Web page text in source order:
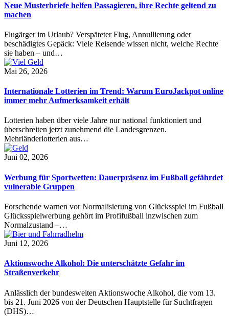
Neue Musterbriefe helfen Passagieren, ihre Rechte geltend zu
machen
Flugärger im Urlaub? Verspäteter Flug, Annullierung oder
beschädigtes Gepäck: Viele Reisende wissen nicht, welche Rechte
sie haben – und…
Mai 26, 2026
Internationale Lotterien im Trend: Warum EuroJackpot online
immer mehr Aufmerksamkeit erhält
Lotterien haben über viele Jahre nur national funktioniert und
überschreiten jetzt zunehmend die Landesgrenzen.
Mehrländerlotterien aus…
Juni 02, 2026
Werbung für Sportwetten: Dauerpräsenz im Fußball gefährdet
vulnerable Gruppen
Forschende warnen vor Normalisierung von Glücksspiel im Fußball
Glücksspielwerbung gehört im Profifußball inzwischen zum
Normalzustand –…
Juni 12, 2026
Aktionswoche Alkohol: Die unterschätzte Gefahr im
Straßenverkehr
Anlässlich der bundesweiten Aktionswoche Alkohol, die vom 13.
bis 21. Juni 2026 von der Deutschen Hauptstelle für Suchtfragen
(DHS)…